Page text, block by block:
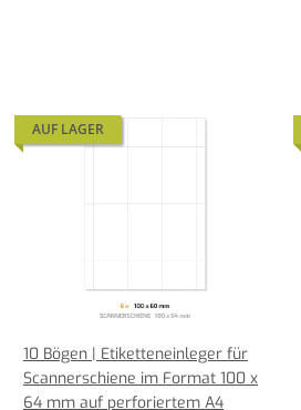
AUF LAGER
10 Bögen | Etiketteneinleger für
Scannerschiene im Format 100 x
64 mm auf perforiertem A4